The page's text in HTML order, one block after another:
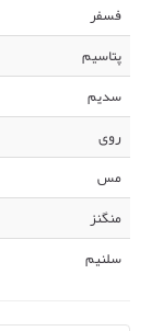
فسفر
پتاسیم
سدیم
روی
مس
منگنز
سلنیم